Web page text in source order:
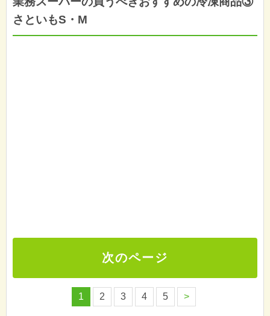
さといもS・M
次のページ
1 2 3 4 5 >